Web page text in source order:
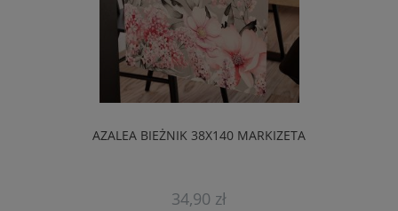
AZALEA BIEŻNIK 38X140 MARKIZETA
34,90 zł